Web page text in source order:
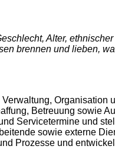
Alter,
brennen und lieben,
Organisation
Betreuung sowie
Servicetermine und
sowie externe
Prozesse und